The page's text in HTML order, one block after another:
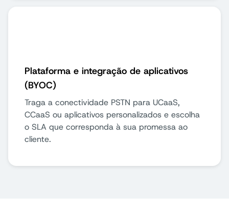
Plataforma e integração de aplicativos
(BYOC)
Traga a conectividade PSTN para UCaaS,
CCaaS ou aplicativos personalizados e escolha
o SLA que corresponda à sua promessa ao
cliente.